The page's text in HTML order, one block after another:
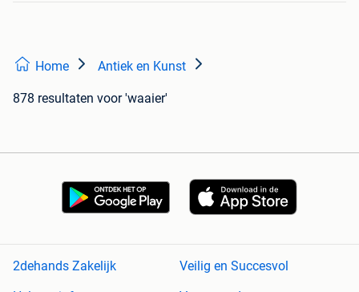
Home Antiek en Kunst
878 resultaten voor 'waaier'
2dehands Zakelijk
Veilig en Succesvol